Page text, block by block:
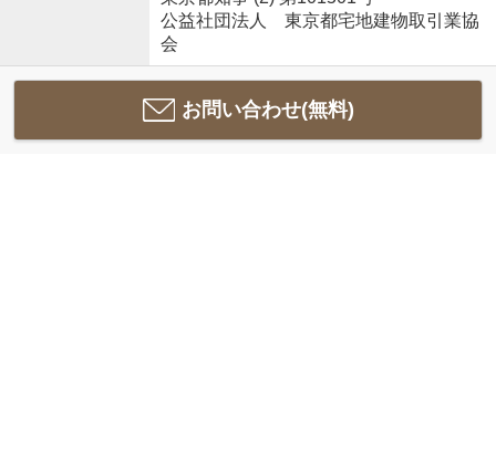
公益社団法人 東京都宅地建物取引業協
会
お問い合わせ(無料)